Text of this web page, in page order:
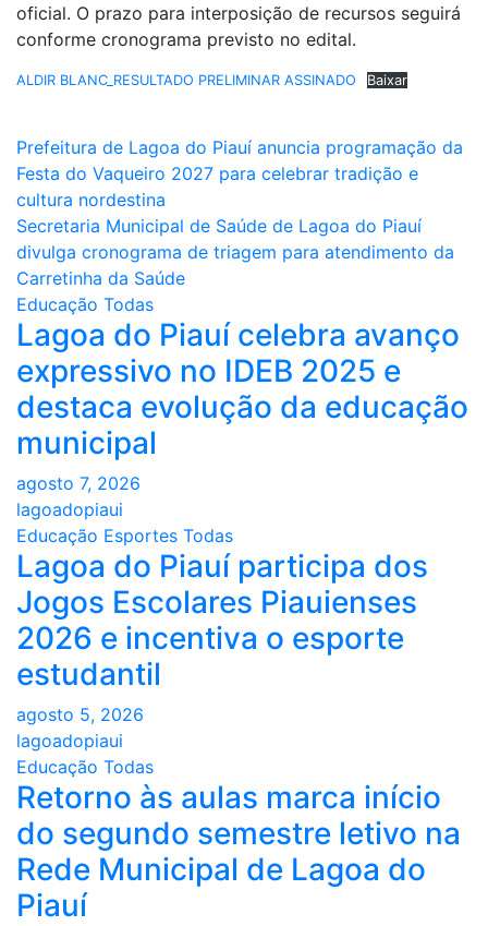
oficial. O prazo para interposição de recursos seguirá
conforme cronograma previsto no edital.
ALDIR BLANC_RESULTADO PRELIMINAR ASSINADO Baixar
Navegação
de
Post
Prefeitura de Lagoa do Piauí anuncia programação da
Festa do Vaqueiro 2027 para celebrar tradição e
cultura nordestina
Secretaria Municipal de Saúde de Lagoa do Piauí
divulga cronograma de triagem para atendimento da
Carretinha da Saúde
Educação Todas
Lagoa do Piauí celebra avanço
expressivo no IDEB 2025 e
destaca evolução da educação
municipal
agosto 7, 2026
lagoadopiaui
Educação Esportes Todas
Lagoa do Piauí participa dos
Jogos Escolares Piauienses
2026 e incentiva o esporte
estudantil
agosto 5, 2026
lagoadopiaui
Educação Todas
Retorno às aulas marca início
do segundo semestre letivo na
Rede Municipal de Lagoa do
Piauí